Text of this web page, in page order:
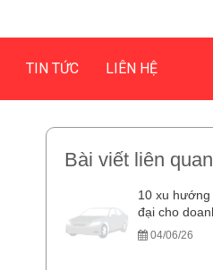
TIN TỨC LIÊN HỆ
Bài viết liên quan
10 xu
đại cho
04/06/26